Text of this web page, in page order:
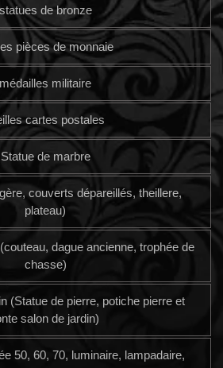
statues de bronze
pièces de monnaie
médailles militaire
cartes postales
Statue de marbre
couverts dépareillés, theillere,
plateau)
dague ancienne, trophée de
chasse)
(Statue de pierre, potiche pierre et
salon de jardin)
50, 60, 70, luminaire, lampadaire,